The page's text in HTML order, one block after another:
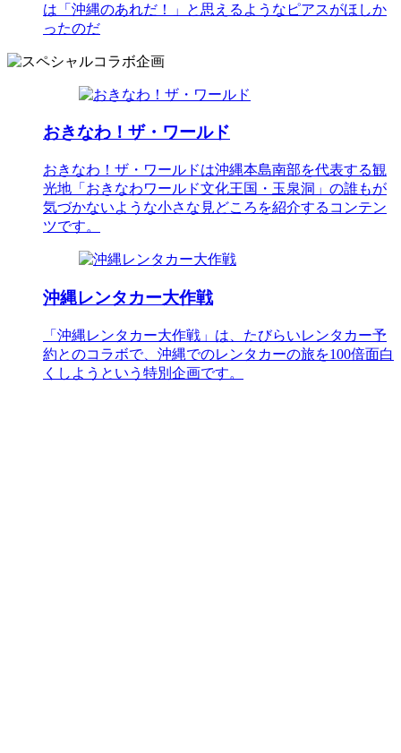
は「沖縄のあれだ！」と思えるようなピアスがほしか
ったのだ
おきなわ！ザ・ワールド
おきなわ！ザ・ワールドは沖縄本島南部を代表する観
光地「おきなわワールド文化王国・玉泉洞」の誰もが
気づかないような小さな見どころを紹介するコンテン
ツです。
沖縄レンタカー大作戦
「沖縄レンタカー大作戦」は、たびらいレンタカー予
約とのコラボで、沖縄でのレンタカーの旅を100倍面白
くしようという特別企画です。